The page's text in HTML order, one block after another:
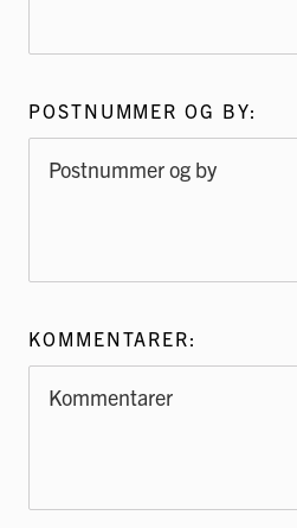
POSTNUMMER OG BY:
KOMMENTARER: